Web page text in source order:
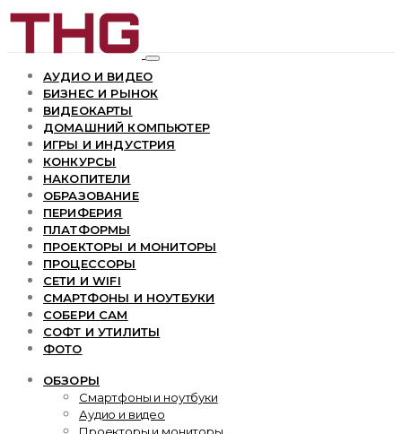
АУДИО И ВИДЕО
БИЗНЕС И РЫНОК
ВИДЕОКАРТЫ
ДОМАШНИЙ КОМПЬЮТЕР
ИГРЫ И ИНДУСТРИЯ
КОНКУРСЫ
НАКОПИТЕЛИ
ОБРАЗОВАНИЕ
ПЕРИФЕРИЯ
ПЛАТФОРМЫ
ПРОЕКТОРЫ И МОНИТОРЫ
ПРОЦЕССОРЫ
СЕТИ И WIFI
СМАРТФОНЫ И НОУТБУКИ
СОБЕРИ САМ
СОФТ И УТИЛИТЫ
ФОТО
ОБЗОРЫ
Смартфоны и ноутбуки
Аудио и видео